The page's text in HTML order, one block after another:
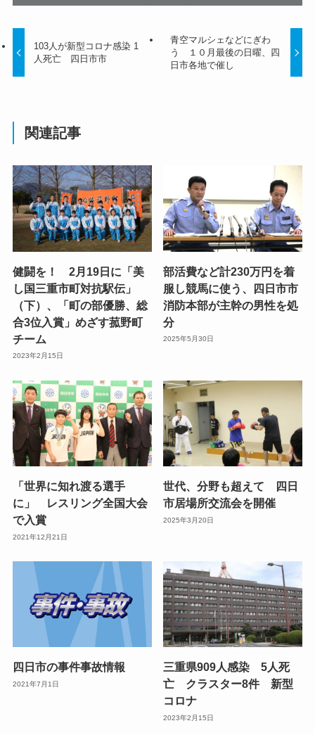
103人が新型コロナ感染 1
人死亡 四日市市
青空マルシェなどにぎわ
う １０月最後の日曜、四
日市各地で催し
関連記事
健闘を！ 2月19日に「美
し国三重市町対抗駅伝」
（下）、「町の部優勝、総
合3位入賞」めざす菰野町
チーム
2023年2月15日
部活費など計230万円を着
服し競馬に使う、四日市市
消防本部が主幹の男性を処
分
2025年5月30日
「世界に知れ渡る選手
に」 レスリング全国大会
で入賞
2021年12月21日
世代、分野も超えて 四日
市居場所交流会を開催
2025年3月20日
四日市の事件事故情報
2021年7月1日
三重県909人感染 5人死
亡 クラスター8件 新型
コロナ
2023年2月15日